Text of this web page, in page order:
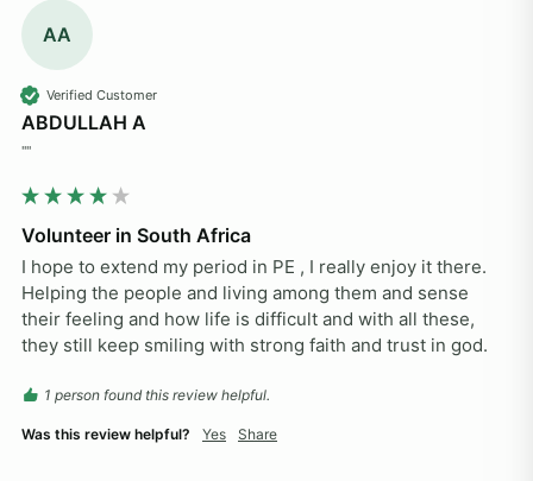
AA
Verified Customer
ABDULLAH A
""
Volunteer in South Africa
I hope to extend my period in PE , I really enjoy it there.
Helping the people and living among them and sense
their feeling and how life is difficult and with all these,
they still keep smiling with strong faith and trust in god.
1 person found this review helpful.
Was this review helpful? Yes Share